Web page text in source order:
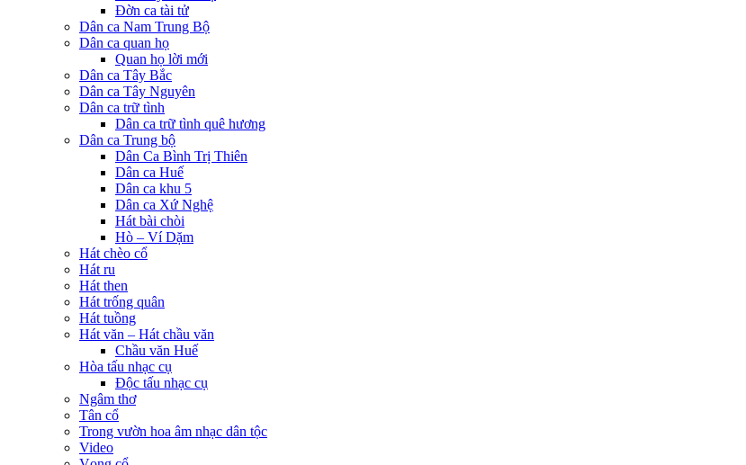
Đờn ca tài tử
Dân ca Nam Trung Bộ
Dân ca quan họ
Quan họ lời mới
Dân ca Tây Bắc
Dân ca Tây Nguyên
Dân ca trữ tình
Dân ca trữ tình quê hương
Dân ca Trung bộ
Dân Ca Bình Trị Thiên
Dân ca Huế
Dân ca khu 5
Dân ca Xứ Nghệ
Hát bài chòi
Hò – Ví Dặm
Hát chèo cổ
Hát ru
Hát then
Hát trống quân
Hát tuồng
Hát văn – Hát chầu văn
Chầu văn Huế
Hòa tấu nhạc cụ
Độc tấu nhạc cụ
Ngâm thơ
Tân cổ
Trong vườn hoa âm nhạc dân tộc
Video